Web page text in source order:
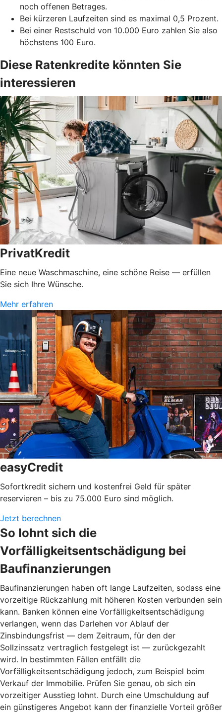
noch offenen Betrages.
Bei kürzeren Laufzeiten sind es maximal 0,5 Prozent.
Bei einer Restschuld von 10.000 Euro zahlen Sie also
höchstens 100 Euro.
Diese Ratenkredite könnten Sie
interessieren
PrivatKredit
Eine neue Waschmaschine, eine schöne Reise — erfüllen
Sie sich Ihre Wünsche.
Mehr erfahren
easyCredit
Sofortkredit sichern und kostenfrei Geld für später
reservieren – bis zu 75.000 Euro sind möglich.
Jetzt berechnen
So lohnt sich die
Vorfälligkeitsentschädigung bei
Baufinanzierungen
Baufinanzierungen haben oft lange Laufzeiten, sodass eine
vorzeitige Rückzahlung mit höheren Kosten verbunden sein
kann. Banken können eine Vorfälligkeitsentschädigung
verlangen, wenn das Darlehen vor Ablauf der
Zinsbindungsfrist — dem Zeitraum, für den der
Sollzinssatz vertraglich festgelegt ist — zurückgezahlt
wird. In bestimmten Fällen entfällt die
Vorfälligkeitsentschädigung jedoch, zum Beispiel beim
Verkauf der Immobilie. Prüfen Sie genau, ob sich ein
vorzeitiger Ausstieg lohnt. Durch eine Umschuldung auf
ein günstigeres Angebot kann der finanzielle Vorteil größer